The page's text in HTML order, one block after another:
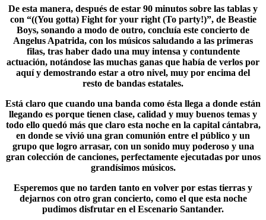
De esta manera, después de estar 90 minutos sobre las tablas y
con “((You gotta) Fight for your right (To party!)”, de Beastie
Boys, sonando a modo de outro, concluía este concierto de
Angelus Apatrida, con los músicos saludando a las primeras
filas, tras haber dado una muy intensa y contundente
actuación, notándose las muchas ganas que había de verlos por
aquí y demostrando estar a otro nivel, muy por encima del
resto de bandas estatales.
Está claro que cuando una banda como ésta llega a donde están
llegando es porque tienen clase, calidad y muy buenos temas y
todo ello quedó más que claro esta noche en la capital cántabra,
en donde se vivió una gran comunión entre el público y un
grupo que logro arrasar, con un sonido muy poderoso y una
gran colección de canciones, perfectamente ejecutadas por unos
grandísimos músicos.
Esperemos que no tarden tanto en volver por estas tierras y
dejarnos con otro gran concierto, como el que esta noche
pudimos disfrutar en el Escenario Santander.